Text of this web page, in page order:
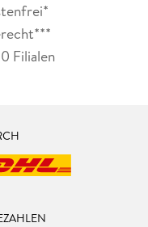
Filialen